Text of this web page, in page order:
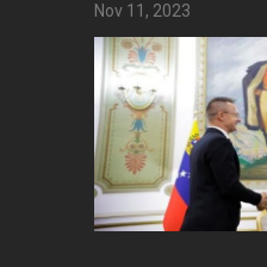
Nov 11, 2023